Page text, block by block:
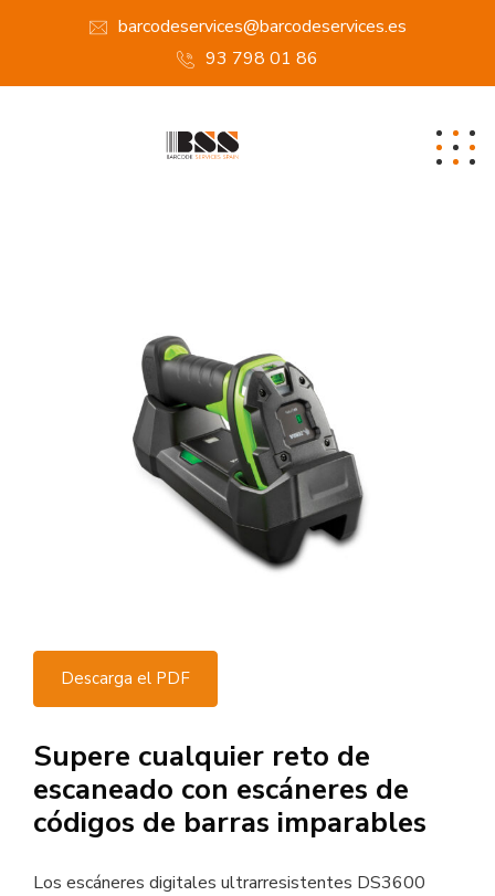
barcodeservices@barcodeservices.es
93 798 01 86
Descarga el PDF
Supere cualquier reto de
escaneado con escáneres de
códigos de barras imparables
Los escáneres digitales ultrarresistentes DS3600